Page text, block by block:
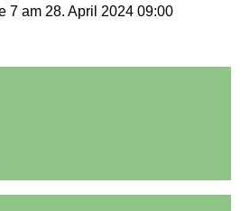
7 am 28. April 2024 09:00